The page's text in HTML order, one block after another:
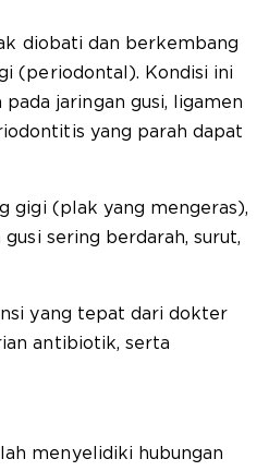
diobati dan berkembang
(periodontal). Kondisi ini
jaringan gusi, ligamen
yang parah dapat
gigi (plak yang mengeras),
sering berdarah, surut,
yang tepat dari dokter
antibiotik, serta
menyelidiki hubungan